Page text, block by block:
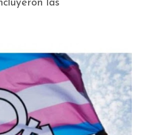
las